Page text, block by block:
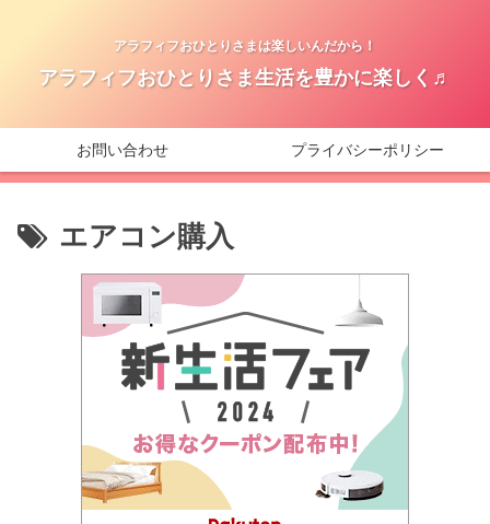
アラフィフおひとりさまは楽しいんだから！
アラフィフおひとりさま生活を豊かに楽しく♬
お問い合わせ プライバシーポリシー
エアコン購入